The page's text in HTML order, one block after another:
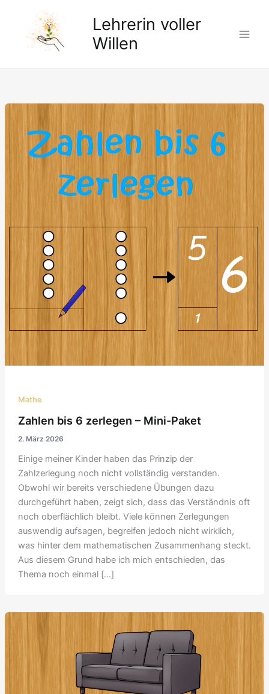
springen
Lehrerin voller
Willen
Mathe
Zahlen bis 6 zerlegen – Mini-Paket
2. März 2026
Einige meiner Kinder haben das Prinzip der
Zahlzerlegung noch nicht vollständig verstanden.
Obwohl wir bereits verschiedene Übungen dazu
durchgeführt haben, zeigt sich, dass das Verständnis oft
noch oberflächlich bleibt. Viele können Zerlegungen
auswendig aufsagen, begreifen jedoch nicht wirklich,
was hinter dem mathematischen Zusammenhang steckt.
Aus diesem Grund habe ich mich entschieden, das
Thema noch einmal […]